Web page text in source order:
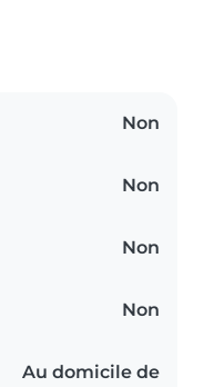
Non
Non
Non
Non
Au domicile de